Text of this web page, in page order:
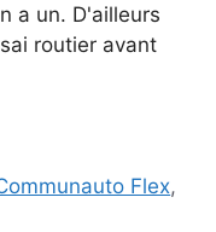
a un. D'ailleurs
routier avant
Flex,